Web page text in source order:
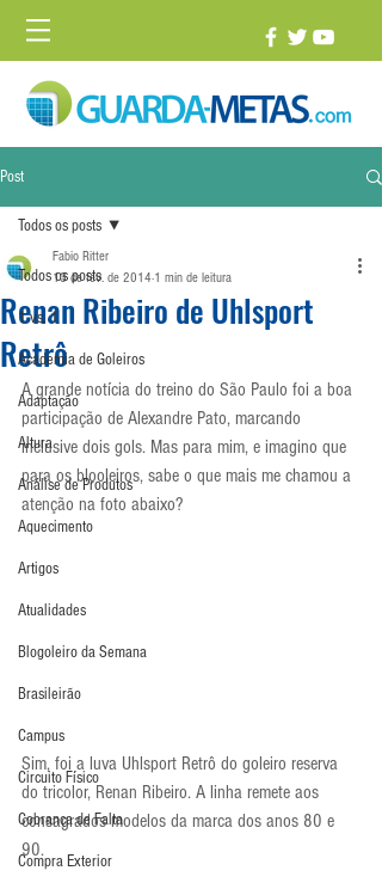
Post
Todos os posts
1 vs. 1
Academia de Goleiros
Adaptação
Altura
Análise de Produtos
Aquecimento
Artigos
Atualidades
Blogoleiro da Semana
Brasileirão
Campus
Circuito Físico
Cobrança de Falta
Compra Exterior
Todos os posts
Renan Ribeiro de Uhlsport
Retrô
Fabio Ritter
13 de fev. de 2014 1 min de leitura
A grande notícia do treino do São Paulo foi a boa
participação de Alexandre Pato, marcando
inclusive dois gols. Mas para mim, e imagino que
para os blooleiros, sabe o que mais me chamou a
atenção na foto abaixo?
Sim, foi a luva Uhlsport Retrô do goleiro reserva
do tricolor, Renan Ribeiro. A linha remete aos
consagrados modelos da marca dos anos 80 e
90.